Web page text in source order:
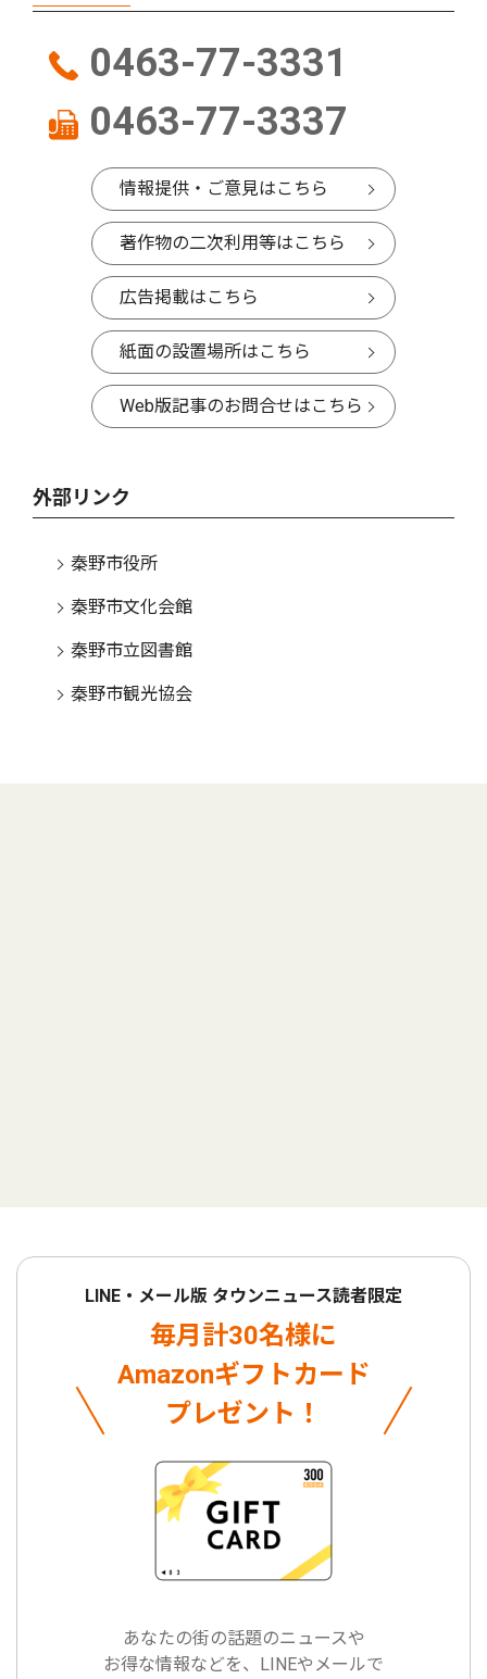
0463-77-3331
0463-77-3337
情報提供・ご意見はこちら
著作物の二次利用等はこちら
広告掲載はこちら
紙面の設置場所はこちら
Web版記事のお問合せはこちら
外部リンク
秦野市役所
秦野市文化会館
秦野市立図書館
秦野市観光協会
LINE・メール版 タウンニュース読者限定
毎月計30名様に
Amazonギフトカード
プレゼント！
あなたの街の話題のニュースや
お得な情報などを、LINEやメールで